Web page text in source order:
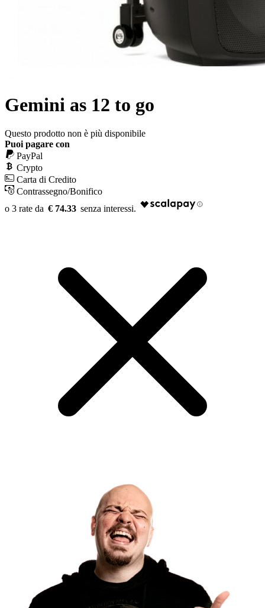
Gemini as 12 to go
Questo prodotto non è più disponibile
Puoi pagare con
PayPal
Crypto
Carta di Credito
Contrassegno/Bonifico
€ 74.33